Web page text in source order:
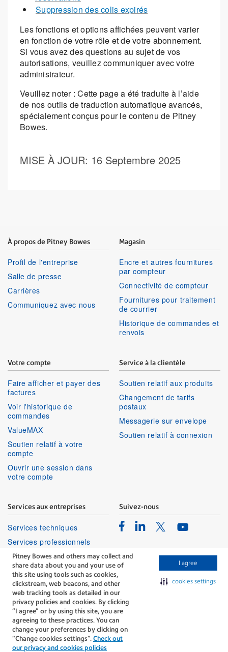
Pitney Bowes and others may collect and
share data about you and your use of
this site using tools such as cookies,
clickstream, web beacons, and other
web tracking tools as detailed in our
privacy policies and cookies. By clicking
“I agree” or by using this site, you are
agreeing to these practices. You can
change your preferences by clicking on
“Change cookies settings”. Check out
our privacy and cookies policies
I agree
cookies settings
Suppression des colis expirés
Les fonctions et options affichées peuvent varier
en fonction de votre rôle et de votre abonnement.
Si vous avez des questions au sujet de vos
autorisations, veuillez communiquer avec votre
administrateur.
Veuillez noter : Cette page a été traduite à l’aide
de nos outils de traduction automatique avancés,
spécialement conçus pour le contenu de Pitney
Bowes.
MISE À JOUR: 16 Septembre 2025
À propos de Pitney Bowes
Profil de l'entreprise
Salle de presse
Carrières
Communiquez avec nous
Magasin
Encre et autres fournitures
par compteur
Connectivité de compteur
Fournitures pour traitement
de courrier
Historique de commandes et
renvois
Votre compte
Faire afficher et payer des
factures
Voir l'historique de
commandes
ValueMAX
Soutien relatif à votre
compte
Ouvrir une session dans
votre compte
Service à la clientèle
Soutien relatif aux produits
Changement de tarifs
postaux
Messagerie sur envelope
Soutien relatif à connexion
Services aux entreprises
Services techniques
Services professionnels
Suivez-nous
FacebookLinkedinTwitterYoutube
The technology behind
every important delivery.
Modalités
Confidentialité
Politique Relative Aux Cookies